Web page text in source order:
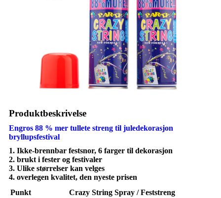
Produktbeskrivelse
Engros 88 % mer tullete streng til juledekorasjon
bryllupsfestival
1. Ikke-brennbar festsnor, 6 farger til dekorasjon
2. brukt i fester og festivaler
3. Ulike størrelser kan velges
4. overlegen kvalitet, den nyeste prisen
Punkt
Crazy String Spray / Feststreng